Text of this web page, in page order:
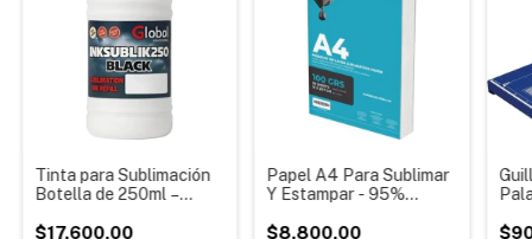
Tinta para Sublimación
Botella de 250ml –
Cantidad
$17.600,00
Papel A4 Para Sublimar
Y Estampar - 95%
$8.800,00